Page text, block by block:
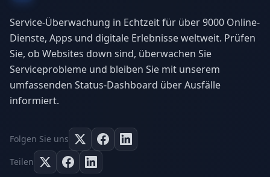
Service-Überwachung in Echtzeit für über 9000 Online-
Dienste, Apps und digitale Erlebnisse weltweit. Prüfen
Sie, ob Websites down sind, überwachen Sie
Serviceprobleme und bleiben Sie mit unserem
umfassenden Status-Dashboard über Ausfälle
informiert.
Folgen Sie uns
Teilen